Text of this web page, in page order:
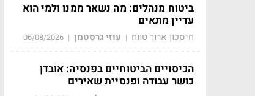
ביטוח מנהלים: מה נשאר ממנו ולמי הוא
עדיין מתאים
חיסכון ארוך טווח | עוזי גרסטמן |
06/08/2026
הכיסויים הביטוחיים בפנסיה: אובדן
כושר עבודה ופנסיית שאירים